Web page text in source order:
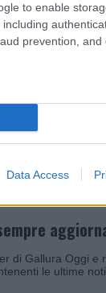
to enable
prevention, and
Data Access
Stampa
di Gallura Oggi e
le ultime